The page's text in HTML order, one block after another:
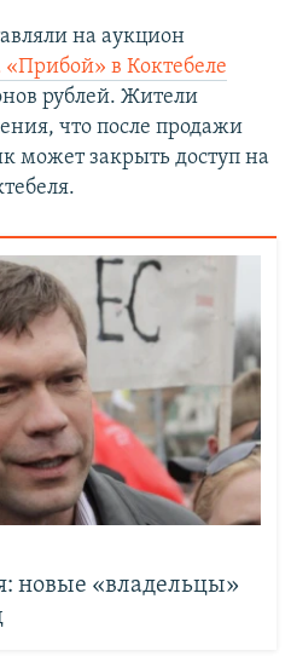
на аукцион
«Прибой» в Коктебеле
рублей. Жители
что после продажи
может закрыть доступ на
новые «владельцы»